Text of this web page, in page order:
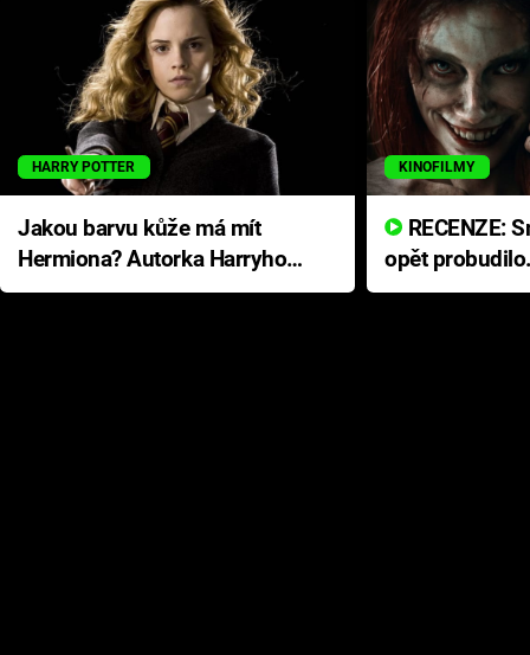
HARRY POTTER
Jakou barvu kůže má mít
Hermiona? Autorka Harryho
Pottera přišla s ráznou
KINOFILMY
opět
přichází s